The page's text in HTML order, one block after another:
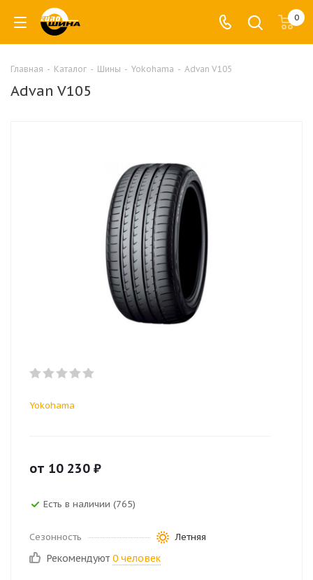
0
Главная - Каталог - Шины - Yokohama - Advan V105
Advan V105
Yokohama
от 10 230 ₽
Есть в наличии (765)
Сезонность Летняя
Рекомендуют 0 человек